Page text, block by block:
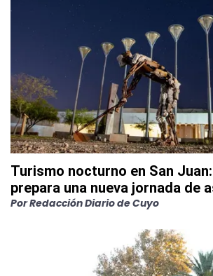
Turismo nocturno en San
prepara una nueva jornada de
PorRedacción Diario de Cuyo